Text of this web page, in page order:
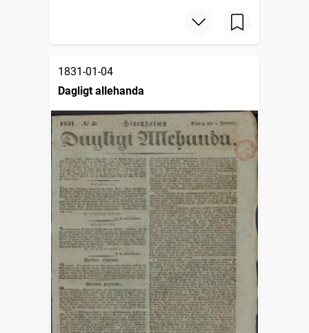
1831-01-04
Dagligt allehanda